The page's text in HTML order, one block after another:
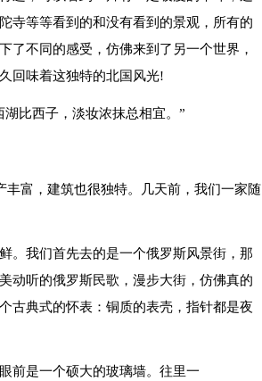
寺等等看到的和没有看到的景观，所有的
了不同的感受，仿佛来到了另一个世界，
回味着这独特的北国风光!
比西子，淡妆浓抹总相宜。”
富，建筑也很独特。几天前，我们一家随
。我们首先去的是一个俄罗斯风景街，那
动听的俄罗斯民歌，漫步大街，仿佛真的
古典式的怀表：铜质的表壳，指针都是夜
前是一个硕大的玻璃墙。往里一